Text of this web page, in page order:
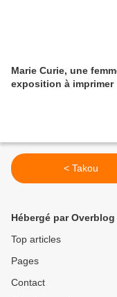
Marie Curie, une
exposition à imprimer
< Takou
Hébergé par Overblog
Top articles
Pages
Contact